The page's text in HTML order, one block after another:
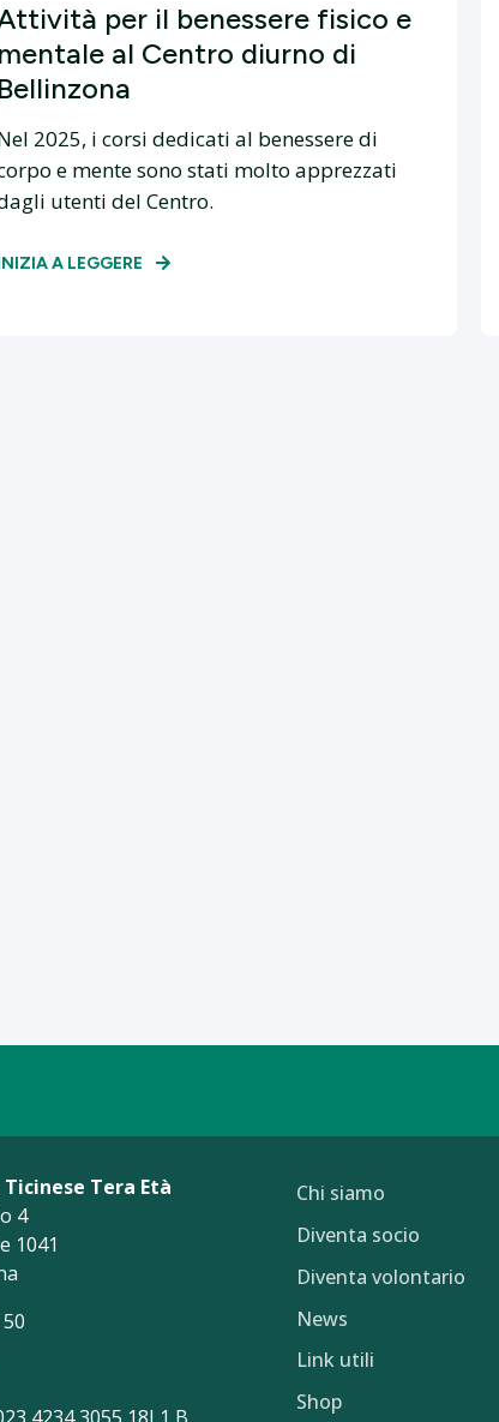
per il benessere fisico e
mentale al Centro diurno di
Bellinzona
2025, i corsi dedicati al benessere di
e mente sono stati molto apprezzati
utenti del Centro.
A LEGGERE
Tera Età
4
1041
Chi siamo
Diventa socio
Diventa volontario
News
Link utili
Shop